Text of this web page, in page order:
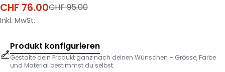
Verkaufspreis
CHF 76.00
Regulärer
Preis
CHF 95.00
Inkl. MwSt.
Produkt konfigurieren
Gestalte dein Produkt ganz nach deinen Wünschen – Grösse, Farbe
und Material bestimmst du selbst.